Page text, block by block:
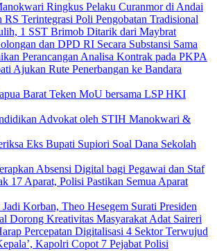
Ringkus Pelaku Curanmor di Andai
RS Terintegrasi Poli Pengobatan Tradisional
1 SST Brimob Ditarik dari Maybrat
dan DPD RI Secara Substansi Sama
Perancangan Analisa Kontrak pada PKPA
Ajukan Rute Penerbangan ke Bandara
Barat Teken MoU bersama LSP HKI
Advokat oleh STIH Manokwari &
Eks Bupati Supiori Soal Dana Sekolah
Absensi Digital bagi Pegawai dan Staf
17 Aparat, Polisi Pastikan Semua Aparat
Korban, Theo Hesegem Surati Presiden
Dorong Kreativitas Masyarakat Adat Saireri
Percepatan Digitalisasi 4 Sektor Terwujud
Kapolri Copot 7 Pejabat Polisi